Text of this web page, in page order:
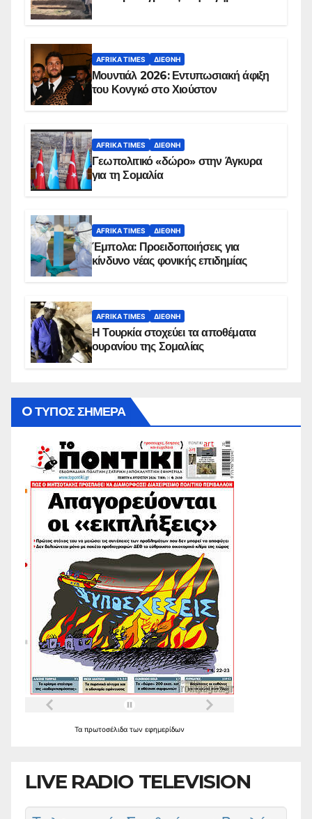
AFRIKA TIMES ΔΙΕΘΝΉ
Μουντιάλ 2026: Εντυπωσιακή άφιξη
του Κονγκό στο Χιούστον
AFRIKA TIMES ΔΙΕΘΝΉ
Γεωπολιτικό «δώρο» στην Άγκυρα
για τη Σομαλία
AFRIKA TIMES ΔΙΕΘΝΉ
Έμπολα: Προειδοποιήσεις για
κίνδυνο νέας φονικής επιδημίας
AFRIKA TIMES ΔΙΕΘΝΉ
Η Τουρκία στοχεύει τα αποθέματα
ουρανίου της Σομαλίας
O ΤΥΠΟΣ ΣΗΜΕΡΑ
Τα πρωτοσέλιδα των εφημερίδων
LIVE RADIO TELEVISION